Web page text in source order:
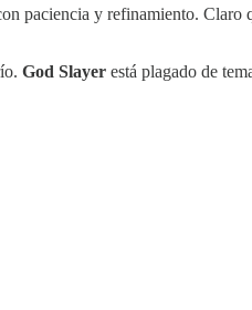
paciencia y refinamiento. Claro
God Slayer está plagado de